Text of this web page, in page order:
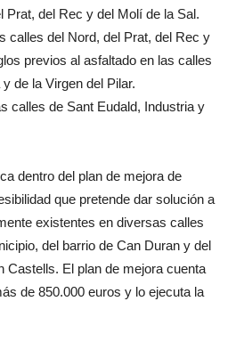
Prat, del Rec y del Molí de la Sal.
calles del Nord, del Prat, del Rec y
previos al asfaltado en las calles
de la Virgen del Pilar.
calles de Sant Eudald, Industria y
dentro del plan de mejora de
que pretende dar solución a
existentes en diversas calles
del barrio de Can Duran y del
Castells. El plan de mejora cuenta
de 850.000 euros y lo ejecuta la